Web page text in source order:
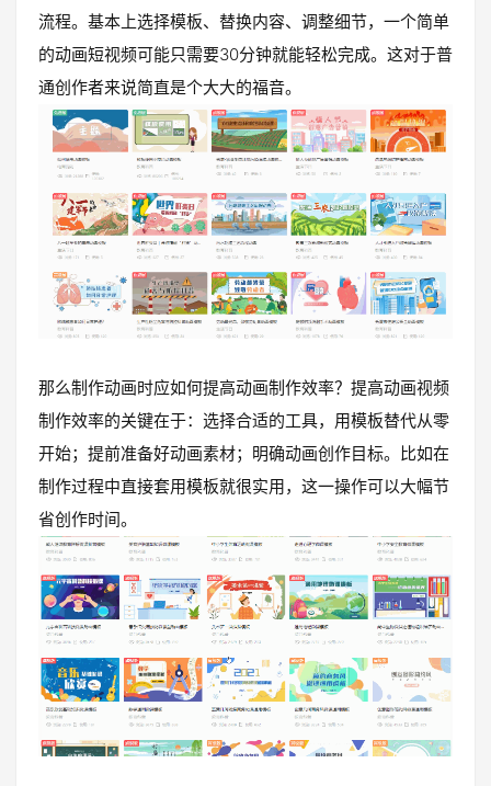
流程。基本上选择模板、替换内容、调整细节，一个简单
的动画短视频可能只需要30分钟就能轻松完成。这对于普
通创作者来说简直是个大大的福音。
那么制作动画时应如何提高动画制作效率？提高动画视频
制作效率的关键在于：选择合适的工具，用模板替代从零
开始；提前准备好动画素材；明确动画创作目标。比如在
制作过程中直接套用模板就很实用，这一操作可以大幅节
省创作时间。